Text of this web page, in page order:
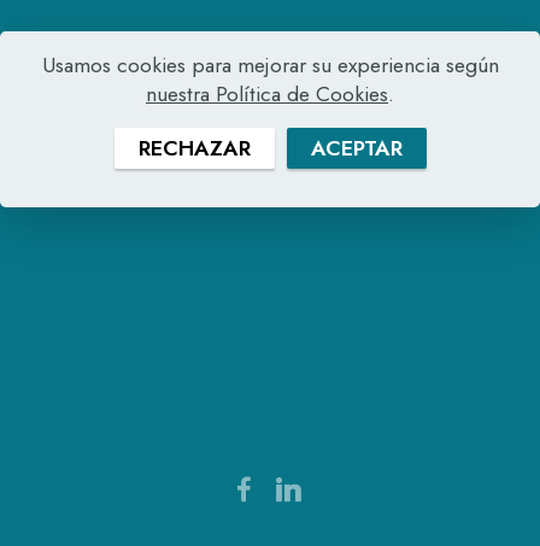
Usamos cookies para mejorar su experiencia según
nuestra Política de Cookies.
RECHAZAR
ACEPTAR